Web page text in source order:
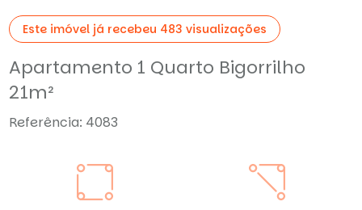
Este imóvel já recebeu 483 visualizações
Apartamento 1 Quarto Bigorrilho
21m²
Referência: 4083